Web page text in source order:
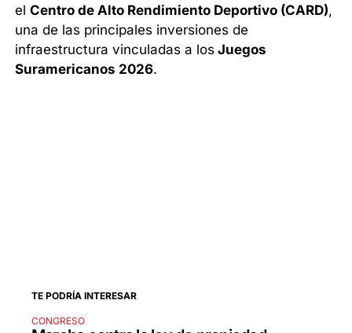
elCentro de Alto Rendimiento Deportivo (CARD),
una de las principales inversiones de
infraestructura vinculadas a los Juegos
Suramericanos 2026.
TE PODRÍA INTERESAR
CONGRESO